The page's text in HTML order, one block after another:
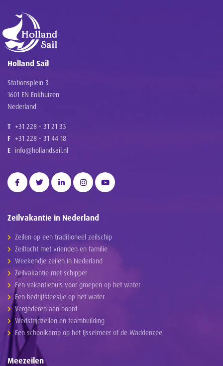
Holland Sail
Stationsplein 3
1601 EN Enkhuizen
Nederland
T +31 228 - 31 21 33
F +31 228 - 31 44 18
E info@hollandsail.nl
Zeilvakantie in Nederland
Zeilen op een traditioneel zeilschip
Zeiltocht met vrienden en familie
Weekendje zeilen in Nederland
Zeilvakantie met schipper
Een vakantiehuis voor groepen op het water
Een bedrijfsfeestje op het water
Vergaderen aan boord
Wedstrijdzeilen en teambuilding
Een schoolkamp op het IJsselmeer of de Waddenzee
Meezeilen